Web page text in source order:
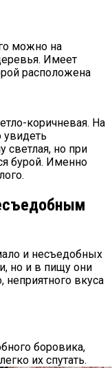
можно на
Имеет
расположена
коричневая. На
увидеть
светлая, но при
бурой. Именно
и несъедобных
но и в пищу они
неприятного вкуса
боровика,
их спутать.